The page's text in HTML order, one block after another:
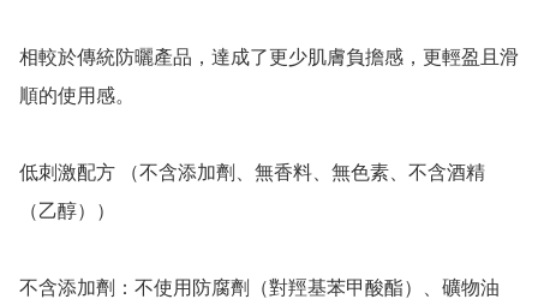
相較於傳統防曬產品，達成了更少肌膚負擔感，更輕盈且滑
順的使用感。
低刺激配方 （不含添加劑、無香料、無色素、不含酒精
（乙醇））
不含添加劑：不使用防腐劑（對羥基苯甲酸酯）、礦物油